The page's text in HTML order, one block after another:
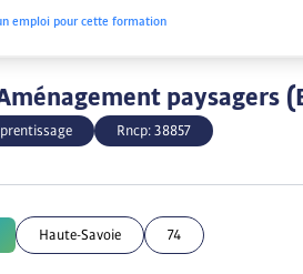
emploi pour cette formation
paysagers
Rncp: 38857
Haute-Savoie 74